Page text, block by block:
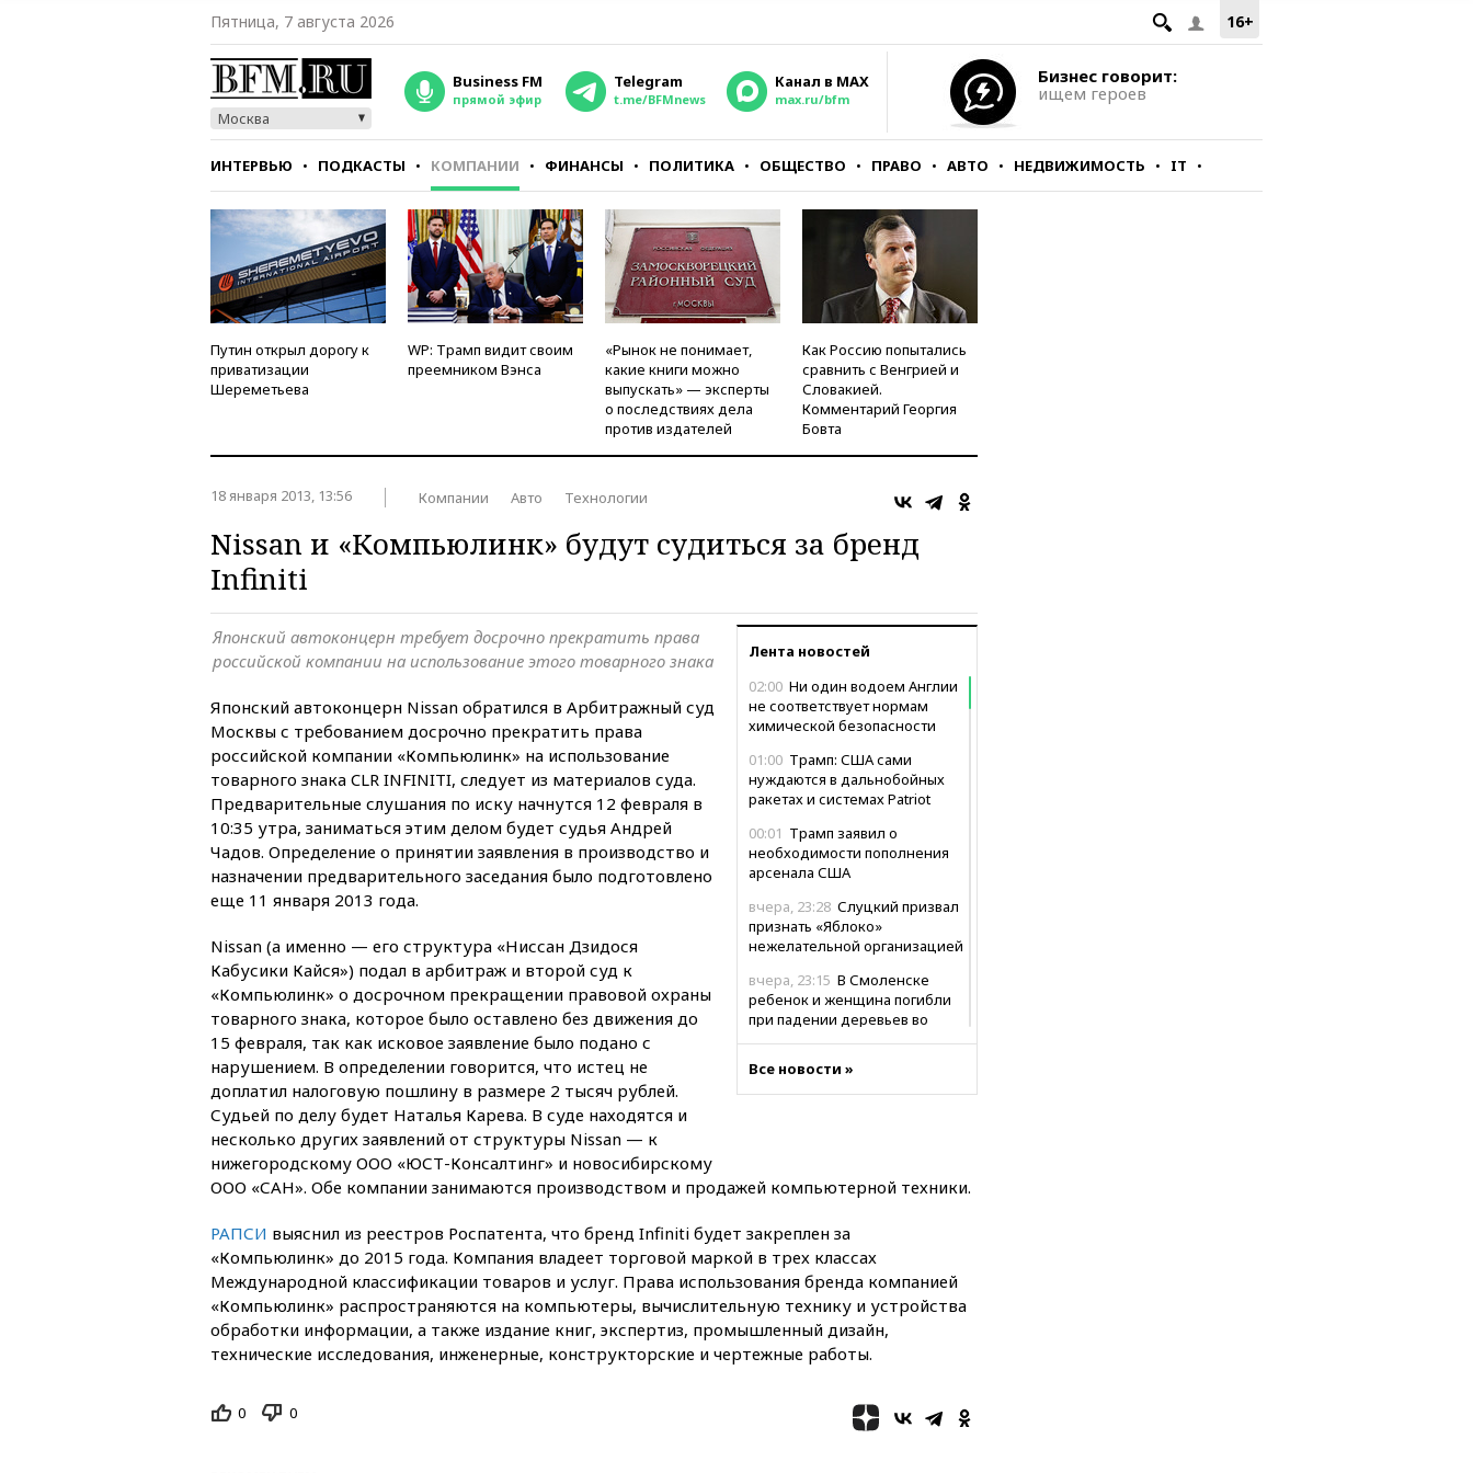
16+
Пятница, 7 августа 2026
Москва
Business FM
прямой эфир
Telegram
t.me/BFMnews
Канал в MAX
max.ru/bfm
Бизнес говорит:
ищем героев
ИНТЕРВЬЮ ПОДКАСТЫ КОМПАНИИ ФИНАНСЫ ПОЛИТИКА ОБЩЕСТВО ПРАВО АВТО НЕДВИЖИМОСТЬ IT
СТИЛЬ ТЕСТЫ
Путин открыл дорогу к
приватизации
Шереметьева
WP: Трамп видит своим
преемником Вэнса
«Рынок не понимает,
какие книги можно
выпускать» — эксперты
о последствиях дела
против издателей
Как Россию попытались
сравнить с Венгрией и
Словакией.
Комментарий Георгия
Бовта
18 января 2013, 13:56 Компании Авто Технологии
Nissan и «Компьюлинк» будут судиться за бренд
Infiniti
Лента новостей
02:00 Ни один водоем Англии
не соответствует нормам
химической безопасности
01:00 Трамп: США сами
нуждаются в дальнобойных
ракетах и системах Patriot
00:01 Трамп заявил о
необходимости пополнения
арсенала США
вчера, 23:28 Слуцкий призвал
признать «Яблоко»
нежелательной организацией
вчера, 23:15 В Смоленске
ребенок и женщина погибли
при падении деревьев во
вчера, 22:55В Москве в
пятницу ожидаются ливни
вчера, 22:28Отказаться от
станет значительно дороже
вчера, 22:20
Путин назвал 76-ю
гвардейскую десантно-
штурмовую дивизию
легендарной
вчера, 22:15Путин заслушал
добропольском направлении
Все новости »
Японский автоконцерн требует досрочно прекратить права
российской компании на использование этого товарного знака
Японский автоконцерн Nissan обратился в Арбитражный суд
Москвы с требованием досрочно прекратить права
российской компании «Компьюлинк» на использование
товарного знака CLR INFINITI, следует из материалов суда.
Предварительные слушания по иску начнутся 12 февраля в
10:35 утра, заниматься этим делом будет судья Андрей
Чадов. Определение о принятии заявления в производство и
назначении предварительного заседания было подготовлено
еще 11 января 2013 года.
Nissan (а именно — его структура «Ниссан Дзидося
Кабусики Кайся») подал в арбитраж и второй суд к
«Компьюлинк» о досрочном прекращении правовой охраны
товарного знака, которое было оставлено без движения до
15 февраля, так как исковое заявление было подано с
нарушением. В определении говорится, что истец не
доплатил налоговую пошлину в размере 2 тысяч рублей.
Судьей по делу будет Наталья Карева. В суде находятся и
несколько других заявлений от структуры Nissan — к
нижегородскому ООО «ЮСТ-Консалтинг» и новосибирскому
ООО «САН». Обе компании занимаются производством и продажей компьютерной техники.
РАПСИ выяснил из реестров Роспатента, что бренд Infiniti будет закреплен за
«Компьюлинк» до 2015 года. Компания владеет торговой маркой в трех классах
Международной классификации товаров и услуг. Права использования бренда компанией
«Компьюлинк» распространяются на компьютеры, вычислительную технику и устройства
обработки информации, а также издание книг, экспертиз, промышленный дизайн,
технические исследования, инженерные, конструкторские и чертежные работы.
0 0